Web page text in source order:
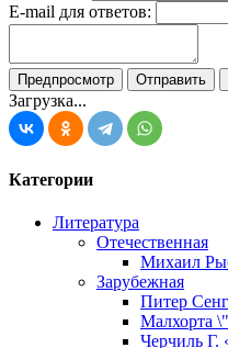
E-mail для ответов:
Загрузка...
Категории
Литература
Отечественная
Михаил
Зарубежная
Питер
Малхорта
Черчиль Г.